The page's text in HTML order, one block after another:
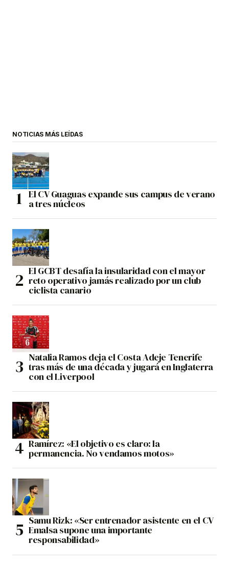
NOTICIAS MÁS LEÍDAS
El CV Guaguas expande sus campus de verano
a tres núcleos
El GCBT desafía la insularidad con el mayor
reto operativo jamás realizado por un club
ciclista canario
Natalia Ramos deja el Costa Adeje Tenerife
tras más de una década y jugará en Inglaterra
con el Liverpool
Ramírez: «El objetivo es claro: la
permanencia. No vendamos motos»
Samu Rizk: «Ser entrenador asistente en el CV
Emalsa supone una importante
responsabilidad»